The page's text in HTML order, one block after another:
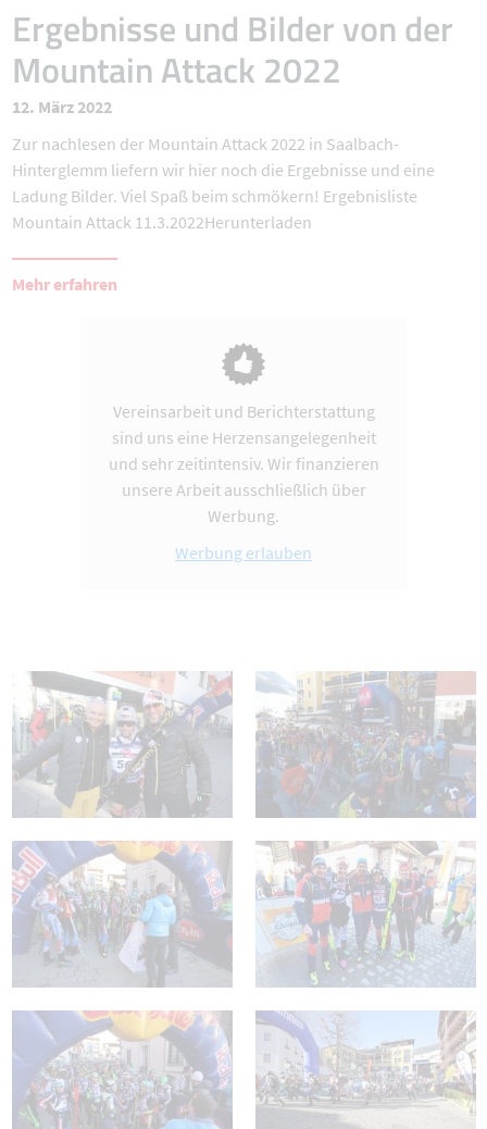
Ergebnisse und Bilder von der
Mountain Attack 2022
12. März 2022
Zur nachlesen der Mountain Attack 2022 in Saalbach-
Hinterglemm liefern wir hier noch die Ergebnisse und eine
Ladung Bilder. Viel Spaß beim schmökern! Ergebnisliste
Mountain Attack 11.3.2022Herunterladen
Mehr erfahren
Vereinsarbeit und Berichterstattung
sind uns eine Herzensangelegenheit
und sehr zeitintensiv. Wir finanzieren
unsere Arbeit ausschließlich über
Werbung.
Werbung erlauben